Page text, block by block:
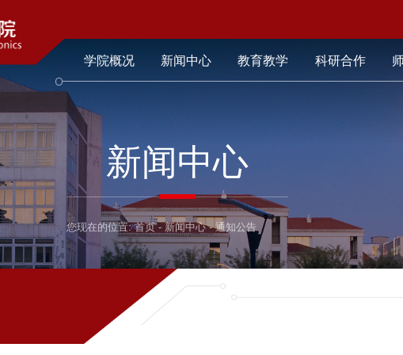
学院概况 新闻中心 教育教学 科研合作
新闻中心
您现在的位置: 首页 - 新闻中心 - 通知公告